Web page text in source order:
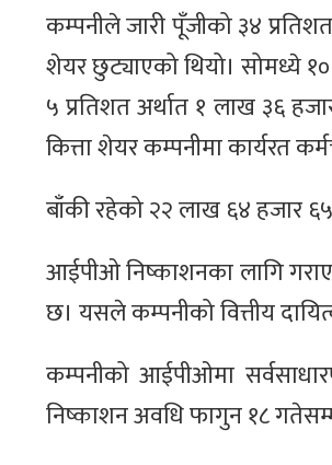
कम्पनीले जारी पूँजीको ३४
शेयर छुट्याएको थियो। सोमध्ये
५ प्रतिशत अर्थात १ लाख ३६
कित्ता शेयर कम्पनीमा कार्यरत
बाँकी रहेको २२ लाख ६४ हजार
आईपीओ निष्काशनका लागि
छ। यसले कम्पनीको वित्तीय
कम्पनीको आईपीओमा
निष्काशन अवधि फागुन १८